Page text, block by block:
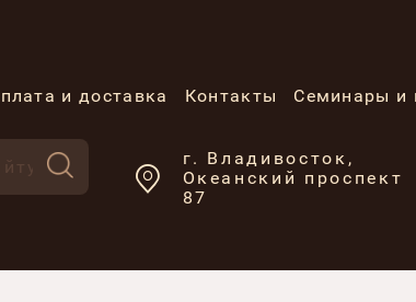
и доставка Контакты Семинары и
г. Владивосток,
Океанский проспект
87